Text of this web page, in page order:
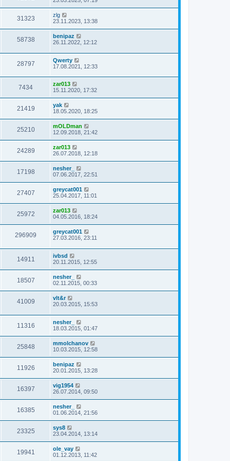
31323
zlg
23.11.2023, 13:38
58738
benipaz
26.11.2022, 12:12
28797
Qwerty
17.08.2021, 12:33
7434
zar013
15.11.2020, 17:32
21419
yak
18.05.2020, 18:25
25210
mOLDman
12.09.2018, 21:42
24289
zar013
26.07.2018, 12:18
17198
nesher_
07.06.2017, 22:51
27407
greycat001
25.04.2017, 11:01
25972
zar013
04.05.2016, 18:24
296909
greycat001
27.03.2016, 23:11
14911
ivbsd
20.11.2015, 12:55
18507
nesher_
02.11.2015, 00:33
41009
vlt&r
20.03.2015, 15:53
11316
nesher_
18.03.2015, 01:47
25848
mmolchanov
10.03.2015, 12:58
11926
benipaz
20.01.2015, 13:28
16397
vig1954
26.07.2014, 09:50
16385
nesher_
01.06.2014, 21:56
23325
sys8
23.04.2014, 13:14
19941
ole_vay
01.12.2013, 11:42